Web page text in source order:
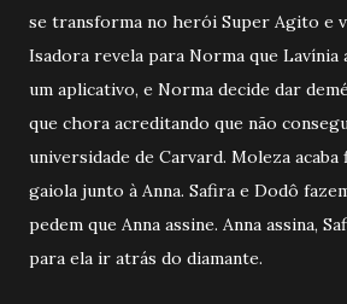
se transforma no herói Super Agito e
Isadora revela para Norma que Lavínia
um aplicativo, e Norma decide dar
que chora acreditando que não
universidade de Carvard. Moleza
gaiola junto à Anna. Safira e Dodô
pedem que Anna assine. Anna assina,
para ela ir atrás do diamante.